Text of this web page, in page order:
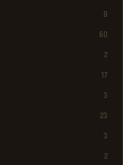
8
60
2
17
3
23
3
2